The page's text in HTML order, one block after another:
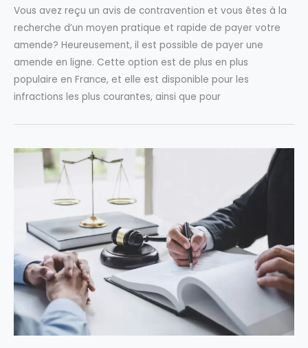
Vous avez reçu un avis de contravention et vous êtes à la
recherche d’un moyen pratique et rapide de payer votre
amende? Heureusement, il est possible de payer une
amende en ligne. Cette option est de plus en plus
populaire en France, et elle est disponible pour les
infractions les plus courantes, ainsi que pour